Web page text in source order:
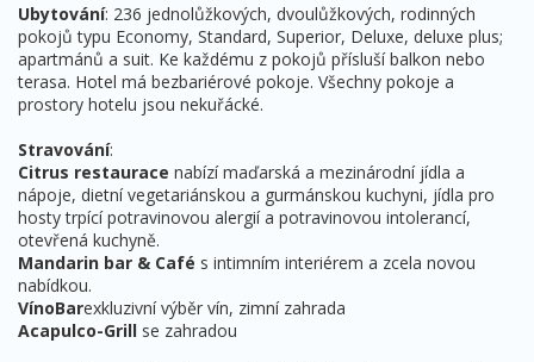
Ubytování: 236 jednolůžkových, dvoulůžkových, rodinných
pokojů typu Economy, Standard, Superior, Deluxe, deluxe plus;
apartmánů a suit. Ke každému z pokojů přísluší balkon nebo
terasa. Hotel má bezbariérové pokoje. Všechny pokoje a
prostory hotelu jsou nekuřácké.
Stravování:
Citrus restaurace nabízí maďarská a mezinárodní jídla a
nápoje, dietní vegetariánskou a gurmánskou kuchyni, jídla pro
hosty trpící potravinovou alergií a potravinovou intolerancí,
otevřená kuchyně.
Mandarin bar & Café s intimním interiérem a zcela novou
nabídkou.
VínoBarexkluzivní výběr vín, zimní zahrada
Acapulco-Grill se zahradou